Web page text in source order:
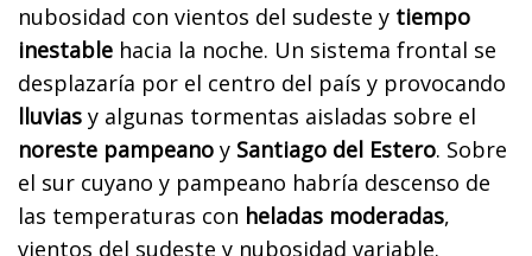
nubosidad con vientos del sudeste y tiempo
inestable hacia la noche. Un sistema frontal se
desplazaría por el centro del país y provocando
lluvias y algunas tormentas aisladas sobre el
noreste pampeano y Santiago del Estero. Sobre
el sur cuyano y pampeano habría descenso de
las temperaturas con heladas moderadas,
vientos del sudeste y nubosidad variable.